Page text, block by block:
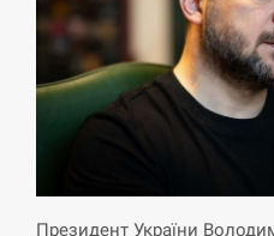
СЕРПЕНЬ
Экс-послу в США
подозрение и
СЕРПЕНЬ
Президент України